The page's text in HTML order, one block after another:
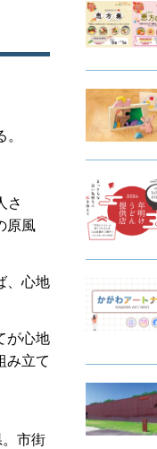
さ
原風
、心地
が心地
み立て
市街